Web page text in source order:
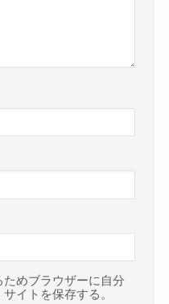
めブラウザーに自分
イトを保存する。